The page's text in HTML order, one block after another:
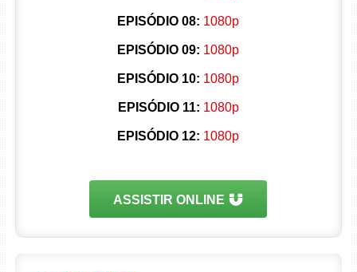
EPISÓDIO 08: 1080p
EPISÓDIO 09: 1080p
EPISÓDIO 10: 1080p
EPISÓDIO 11: 1080p
EPISÓDIO 12: 1080p
ASSISTIR ONLINE